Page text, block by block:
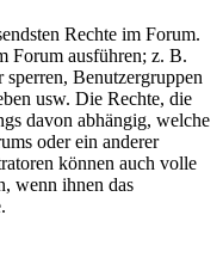
Rechte im Forum.
Forum ausführen; z. B.
Benutzergruppen
usw. Die Rechte, die
davon abhängig, welche
oder ein anderer
können auch volle
wenn ihnen das